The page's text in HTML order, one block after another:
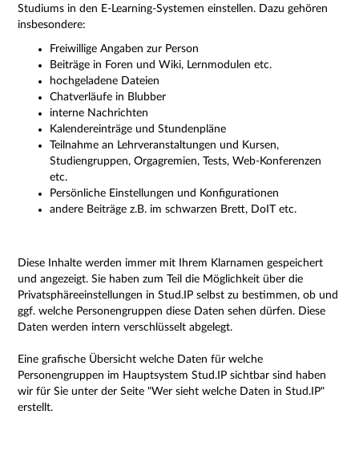
Studiums in den E-Learning-Systemen einstellen. Dazu gehören
insbesondere:
Freiwillige Angaben zur Person
Beiträge in Foren und Wiki, Lernmodulen etc.
hochgeladene Dateien
Chatverläufe in Blubber
interne Nachrichten
Kalendereinträge und Stundenpläne
Teilnahme an Lehrveranstaltungen und Kursen,
Studiengruppen, Orgagremien, Tests, Web-Konferenzen
etc.
Persönliche Einstellungen und Konfigurationen
andere Beiträge z.B. im schwarzen Brett, DoIT etc.
Diese Inhalte werden immer mit Ihrem Klarnamen gespeichert
und angezeigt. Sie haben zum Teil die Möglichkeit über die
Privatsphäreeinstellungen in Stud.IP selbst zu bestimmen, ob und
ggf. welche Personengruppen diese Daten sehen dürfen. Diese
Daten werden intern verschlüsselt abgelegt.
Eine grafische Übersicht welche Daten für welche
Personengruppen im Hauptsystem Stud.IP sichtbar sind haben
wir für Sie unter der Seite "Wer sieht welche Daten in Stud.IP"
erstellt.